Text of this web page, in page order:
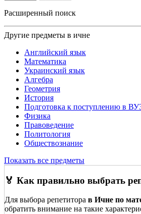
Расширенный поиск
Другие предметы в ичне
Английский язык
Математика
Украинский язык
Алгебра
Геометрия
История
Подготовка к поступлению в
Физика
Правоведение
Политология
Обществознание
Показать все предметы
🏅 Как правильно выбрать
Для выбора репетитора в Ичне по
обратить внимание на такие